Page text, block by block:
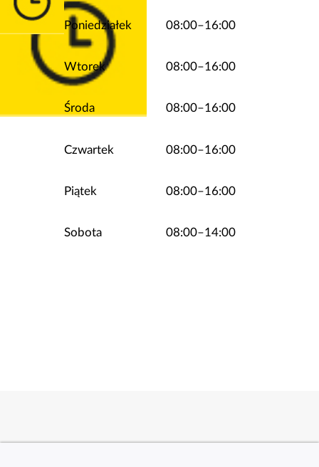
Poniedziałek 08:00–16:00
Wtorek 08:00–16:00
Środa 08:00–16:00
Czwartek 08:00–16:00
Piątek 08:00–16:00
Sobota 08:00–14:00